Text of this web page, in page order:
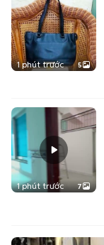
1 phút trước 5
1 phút trước 7